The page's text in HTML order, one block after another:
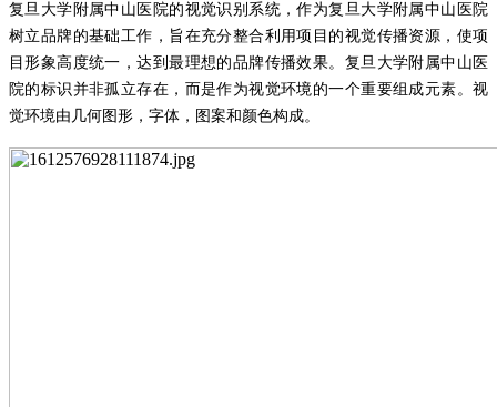
复旦大学附属中山医院的视觉识别系统，作为复旦大学附属中山医院
树立品牌的基础工作，旨在充分整合利用项目的视觉传播资源，使项
目形象高度统一，达到最理想的品牌传播效果。复旦大学附属中山医
院的标识并非孤立存在，而是作为视觉环境的一个重要组成元素。视
觉环境由几何图形，字体，图案和颜色构成。